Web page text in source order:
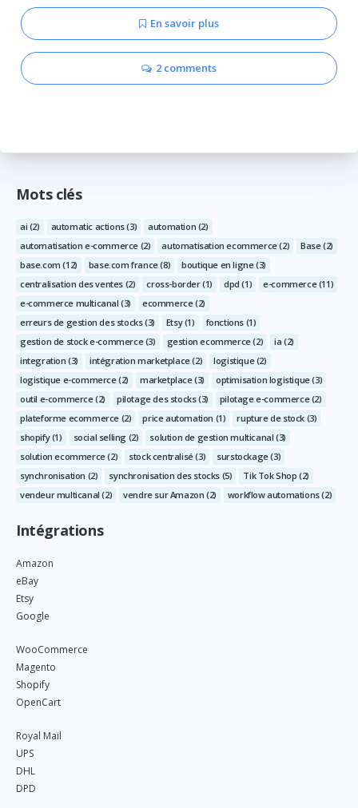
En savoir plus
2 comments
Mots clés
ai (2) automatic actions(3) automation (2)
automatisation e-commerce (2) automatisation ecommerce(2) Base(2)
base.com (12) base.com france(8) boutique en ligne(3)
centralisation des ventes (2) cross-border(1) dpd (1) e-commerce(11)
e-commerce multicanal (3) ecommerce(2)
erreurs de gestion des stocks(3) Etsy(1) fonctions (1)
gestion de stock e-commerce(3) gestion ecommerce(2) ia (2)
integration (3) intégration marketplace(2) logistique(2)
logistique e-commerce(2) marketplace(3) optimisation logistique(3)
outil e-commerce(2) pilotage des stocks(3) pilotage e-commerce(2)
plateforme ecommerce (2) price automation (1) rupture de stock (3)
shopify(1) social selling (2) solution de gestion multicanal (3)
solution ecommerce(2) stock centralisé(3) surstockage(3)
synchronisation (2) synchronisation des stocks (5) Tik Tok Shop (2)
vendeur multicanal (2) vendre sur Amazon (2) workflow automations(2)
Intégrations
Amazon
eBay
Etsy
Google
WooCommerce
Magento
Shopify
OpenCart
Royal Mail
UPS
DHL
DPD